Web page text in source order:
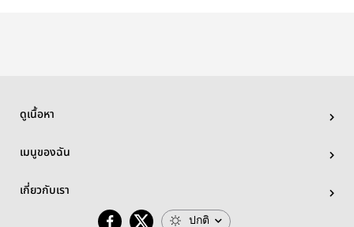
ดูเนื้อหา
เมนูของฉัน
เกี่ยวกับเรา
ปกติ